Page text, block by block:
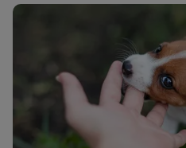
entrenamiento fortalece el